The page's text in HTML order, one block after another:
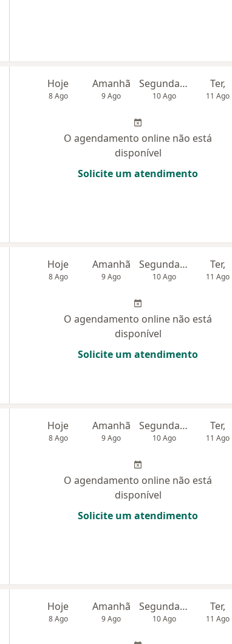
Hoje
8 Ago
Amanhã
9 Ago
Segunda-feira
10 Ago
Ter,
11 Ago
O agendamento online não está
disponível
Solicite um atendimento
Hoje
8 Ago
Amanhã
9 Ago
Segunda-feira
10 Ago
Ter,
11 Ago
O agendamento online não está
disponível
Solicite um atendimento
Hoje
8 Ago
Amanhã
9 Ago
Segunda-feira
10 Ago
Ter,
11 Ago
O agendamento online não está
disponível
Solicite um atendimento
Hoje
8 Ago
Amanhã
9 Ago
Segunda-feira
10 Ago
Ter,
11 Ago